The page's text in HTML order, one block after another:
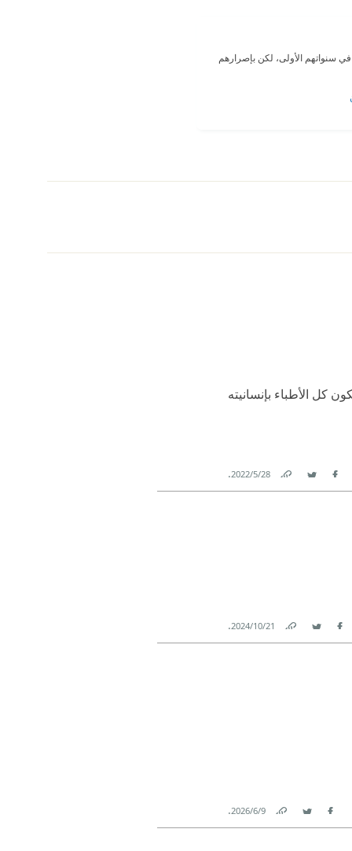
سنواتهم الأولى، لكن بإصرارهم
كل الأطباء بإنسانيته
Facebook
Twitter
Link
28‏/5‏/2022
.
Facebook
Twitter
Link
21‏/10‏/2024
.
Facebook
Twitter
Link
9‏/6‏/2026
.